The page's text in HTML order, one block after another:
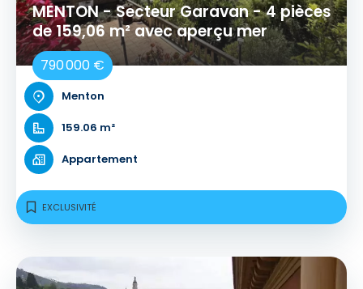
MENTON - Secteur Garavan - 4 pièces
de 159,06 m² avec aperçu mer
790 000 €
Menton
159.06 m²
Appartement
EXCLUSIVITÉ